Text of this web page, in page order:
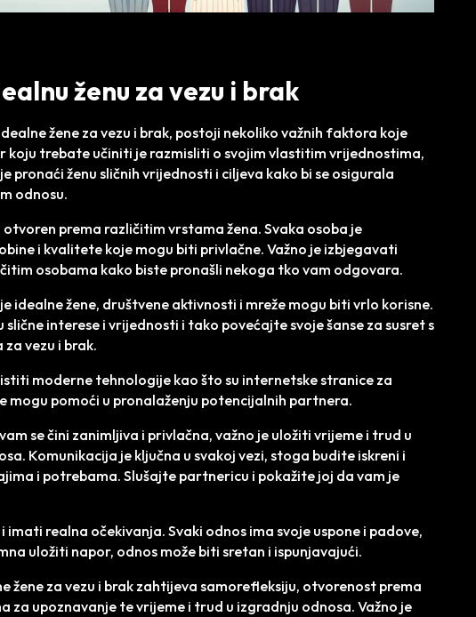
ženu za vezu i brak
žene za vezu i brak, postoji nekoliko važnih faktora koje
koju trebate učiniti je razmisliti o svojim vlastitim vrijednostima,
pronaći ženu sličnih vrijednosti i ciljeva kako bi se osigurala
odnosu.
prema različitim vrstama žena. Svaka osoba je
i kvalitete koje mogu biti privlačne. Važno je izbjegavati
osobama kako biste pronašli nekoga tko vam odgovara.
idealne žene, društvene aktivnosti i mreže mogu biti vrlo korisne.
interese i vrijednosti i tako povećajte svoje šanse za susret s
vezu i brak.
moderne tehnologije kao što su internetske stranice za
mogu pomoći u pronalaženju potencijalnih partnera.
se čini zanimljiva i privlačna, važno je uložiti vrijeme i trud u
Komunikacija je ključna u svakoj vezi, stoga budite iskreni i
i potrebama. Slušajte partnericu i pokažite joj da vam je
imati realna očekivanja. Svaki odnos ima svoje uspone i padove,
uložiti napor, odnos može biti sretan i ispunjavajući.
žene za vezu i brak zahtijeva samorefleksiju, otvorenost prema
za upoznavanje te vrijeme i trud u izgradnju odnosa. Važno je